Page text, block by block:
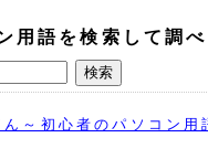
用語を検索して調
～初心者のパソコン用